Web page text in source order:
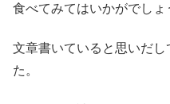
食べてみてはいかがでしょ
文章書いていると思いだ
た。